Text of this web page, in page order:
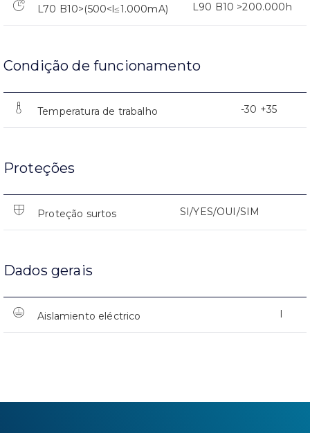
L70 B10>(500<l≤1.000mA) L90 B10 >200.000h
Condição de funcionamento
Temperatura de trabalho -30 +35
Proteções
Proteção surtos SI/YES/OUI/SIM
Dados gerais
Aislamiento eléctrico I